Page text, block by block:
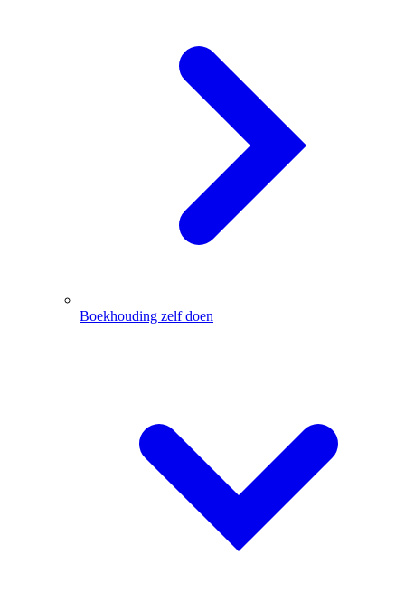
Boekhouding zelf doen